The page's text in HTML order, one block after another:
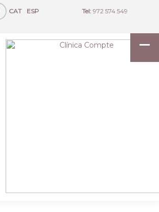
CAT ESP Tel: 972 574 549